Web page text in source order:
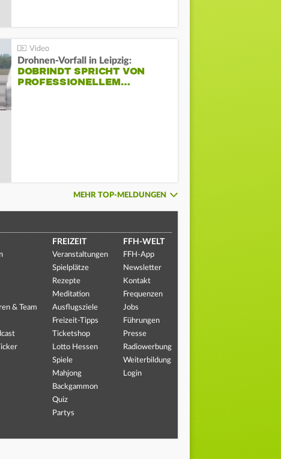
Drohnen-Vorfall in Leipzig:
DOBRINDT SPRICHT VON
PROFESSIONELLEM…
MEHR TOP-MELDUNGEN
& Team
FREIZEIT
Veranstaltungen
Spielplätze
Rezepte
Meditation
Ausflugsziele
Freizeit-Tipps
Ticketshop
Lotto Hessen
Spiele
Mahjong
Backgammon
Quiz
Partys
FFH-WELT
FFH-App
Newsletter
Kontakt
Frequenzen
Jobs
Führungen
Presse
Radiowerbung
Weiterbildung
Login